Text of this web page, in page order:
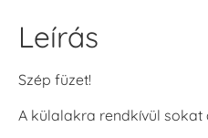
Leírás
Szép füzet!
A külalakra rendkívül sokat